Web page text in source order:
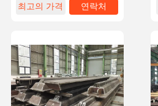
최고의 가격
연락처